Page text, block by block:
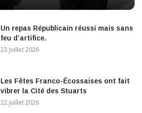
Un repas Républicain réussi mais sans
feu d’artifice.
23 Juillet 2026
Les Fêtes Franco-Écossaises ont fait
vibrer la Cité des Stuarts
22 Juillet 2026